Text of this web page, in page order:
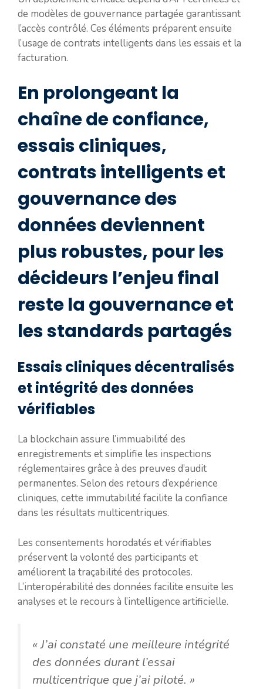
de modèles de gouvernance partagée garantissant
l’accès contrôlé. Ces éléments préparent ensuite
l’usage de contrats intelligents dans les essais et la
facturation.
En prolongeant la
chaîne de confiance,
essais cliniques,
contrats intelligents et
gouvernance des
données deviennent
plus robustes, pour les
décideurs l’enjeu final
reste la gouvernance et
les standards partagés
Essais cliniques décentralisés
et intégrité des données
vérifiables
La blockchain assure l’immuabilité des
enregistrements et simplifie les inspections
réglementaires grâce à des preuves d’audit
permanentes. Selon des retours d’expérience
cliniques, cette immutabilité facilite la confiance
dans les résultats multicentriques.
Les consentements horodatés et vérifiables
préservent la volonté des participants et
améliorent la traçabilité des protocoles.
L’interopérabilité des données facilite ensuite les
analyses et le recours à l’intelligence artificielle.
« J’ai constaté une meilleure intégrité
des données durant l’essai
multicentrique que j’ai piloté. »